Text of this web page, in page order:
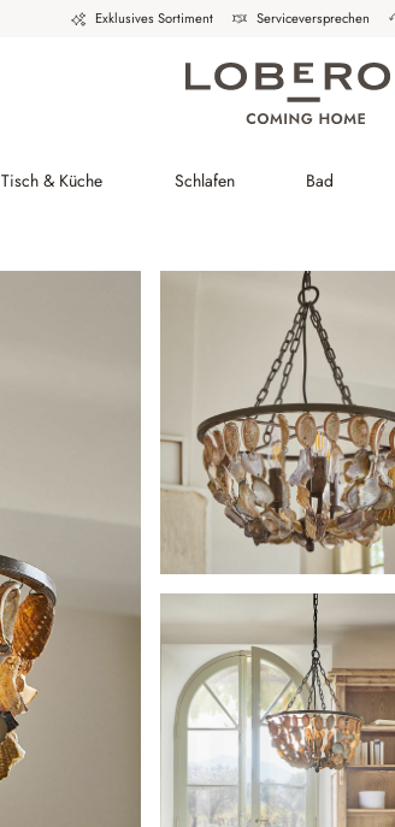
Exklusives Sortiment Serviceversprechen
Tisch & Küche Schlafen Bad